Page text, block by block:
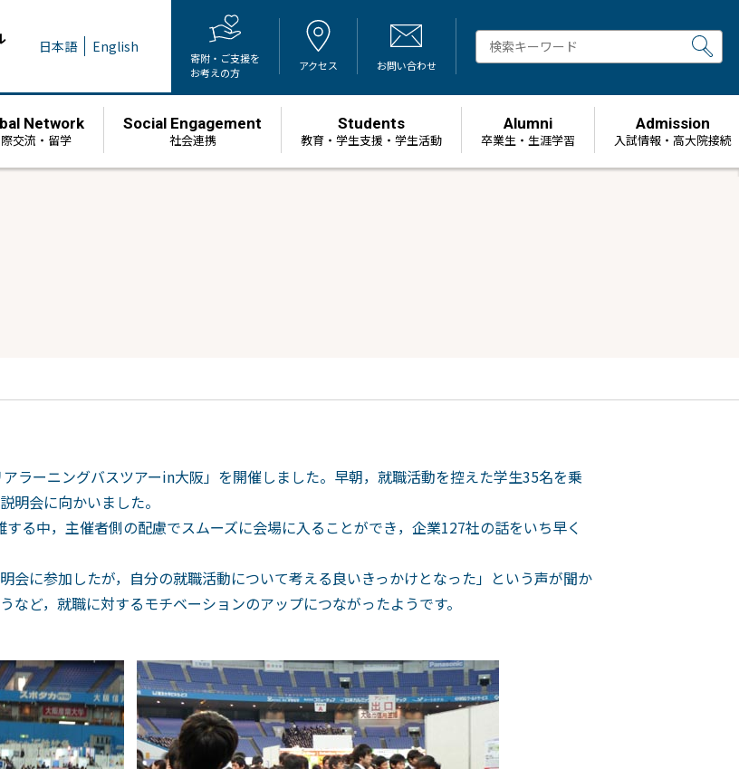
日本語 English
寄附・ご支援を
お考えの方
アクセス お問い合わせ
Network
交流・留学
Social Engagement
社会連携
Students
教育・学生支援・学生活動
Alumni
卒業生・生涯学習
Admission
⼊試情報・高大院接続
ラーニングバスツアーin大阪」を開催しました。早朝，就職活動を控えた学生35名を乗
明会に向かいました。
る中，主催者側の配慮でスムーズに会場に入ることができ，企業127社の話をいち早く
会に参加したが，自分の就職活動について考える良いきっかけとなった」という声が聞か
ど，就職に対するモチベーションのアップにつながったようです。